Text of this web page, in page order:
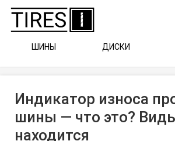
ШИНЫ ДИСКИ
Индикатор износа
шины — что это?
находится